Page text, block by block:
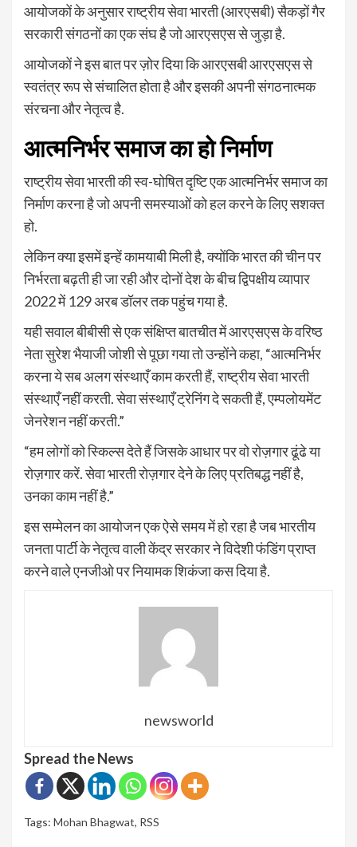
आयोजकों के अनुसार राष्ट्रीय सेवा भारती (आरएसबी) सैकड़ों गैर
सरकारी संगठनों का एक संघ है जो आरएसएस से जुड़ा है.
आयोजकों ने इस बात पर ज़ोर दिया कि आरएसबी आरएसएस से
स्वतंत्र रूप से संचालित होता है और इसकी अपनी संगठनात्मक
संरचना और नेतृत्व है.
आत्मनिर्भर समाज का हो निर्माण
राष्ट्रीय सेवा भारती की स्व-घोषित दृष्टि एक आत्मनिर्भर समाज का
निर्माण करना है जो अपनी समस्याओं को हल करने के लिए सशक्त
हो.
लेकिन क्या इसमें इन्हें कामयाबी मिली है, क्योंकि भारत की चीन पर
निर्भरता बढ़ती ही जा रही और दोनों देश के बीच द्विपक्षीय व्यापार
2022 में 129 अरब डॉलर तक पहुंच गया है.
यही सवाल बीबीसी से एक संक्षिप्त बातचीत में आरएसएस के वरिष्ठ
नेता सुरेश भैयाजी जोशी से पूछा गया तो उन्होंने कहा, “आत्मनिर्भर
करना ये सब अलग संस्थाएँ काम करती हैं, राष्ट्रीय सेवा भारती
संस्थाएँ नहीं करती. सेवा संस्थाएँ ट्रेनिंग दे सकती हैं, एम्पलोयमेंट
जेनरेशन नहीं करती.”
“हम लोगों को स्किल्स देते हैं जिसके आधार पर वो रोज़गार ढूंढे या
रोज़गार करें. सेवा भारती रोज़गार देने के लिए प्रतिबद्ध नहीं है,
उनका काम नहीं है.”
इस सम्मेलन का आयोजन एक ऐसे समय में हो रहा है जब भारतीय
जनता पार्टी के नेतृत्व वाली केंद्र सरकार ने विदेशी फंडिंग प्राप्त
करने वाले एनजीओ पर नियामक शिकंजा कस दिया है.
newsworld
Spread the News
Tags: Mohan Bhagwat, RSS